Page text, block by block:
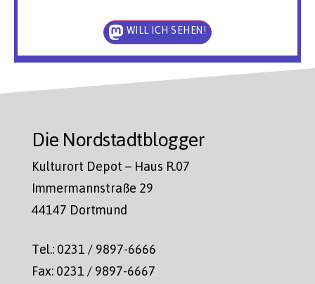
WILL ICH SEHEN!
Die Nordstadtblogger
Kulturort Depot – Haus R.07
Immermannstraße 29
44147 Dortmund
Tel.: 0231 / 9897-6666
Fax: 0231 / 9897-6667